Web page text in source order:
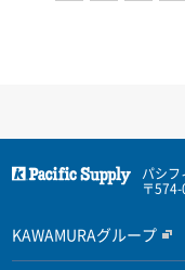
パシ
〒
KAWAMURAグループ